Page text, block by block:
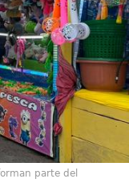
parte del